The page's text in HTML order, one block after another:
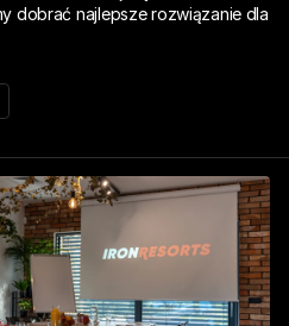
dobrać najlepsze rozwiązanie dla